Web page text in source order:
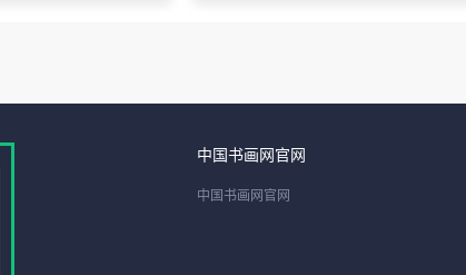
中国书画网官网
中国书画网官网